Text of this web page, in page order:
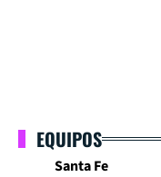
EQUIPOS
Santa Fe